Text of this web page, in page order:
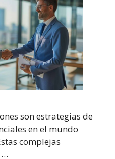
son estrategias de
en el mundo
complejas
…